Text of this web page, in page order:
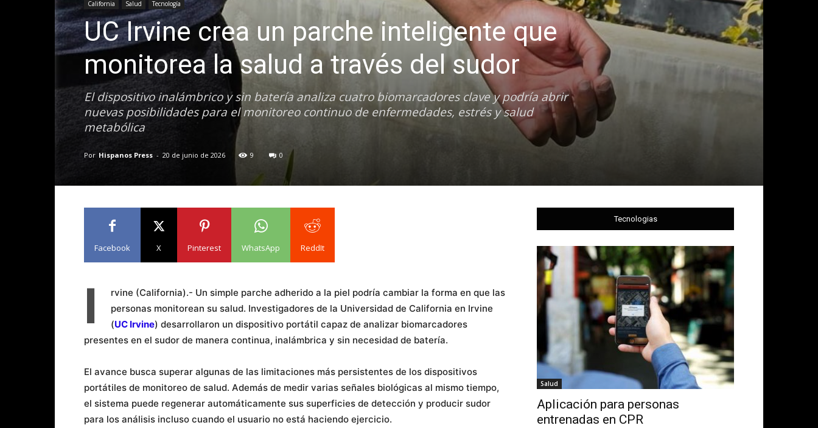
California Salud Tecnología
UC Irvine crea un parche inteligente que
monitorea la salud a través del sudor
El dispositivo inalámbrico y sin batería analiza cuatro biomarcadores clave y podría abrir
nuevas posibilidades para el monitoreo continuo de enfermedades, estrés y salud
metabólica
Por Hispanos Press - 20 de junio de 2026 9 0
Facebook X Pinterest WhatsApp ReddIt
I
rvine (California).- Un simple parche adherido a la piel podría cambiar la forma en que las
personas monitorean su salud. Investigadores de la Universidad de California en Irvine
(UC Irvine) desarrollaron un dispositivo portátil capaz de analizar biomarcadores
presentes en el sudor de manera continua, inalámbrica y sin necesidad de batería.
El avance busca superar algunas de las limitaciones más persistentes de los dispositivos
portátiles de monitoreo de salud. Además de medir varias señales biológicas al mismo tiempo,
el sistema puede regenerar automáticamente sus superficies de detección y producir sudor
para los análisis incluso cuando el usuario no está haciendo ejercicio.
Tecnologias
Salud
Aplicación para personas
entrenadas en CPR